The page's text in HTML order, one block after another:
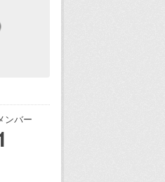
ンバー